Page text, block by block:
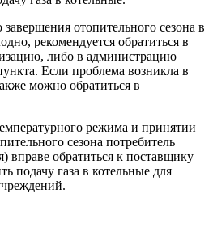
отопительного сезона в
рекомендуется обратиться в
либо в администрацию
Если проблема возникла в
можно обратиться в
режима и принятии
сезона потребитель
обратиться к поставщику
подачу газа в котельные для